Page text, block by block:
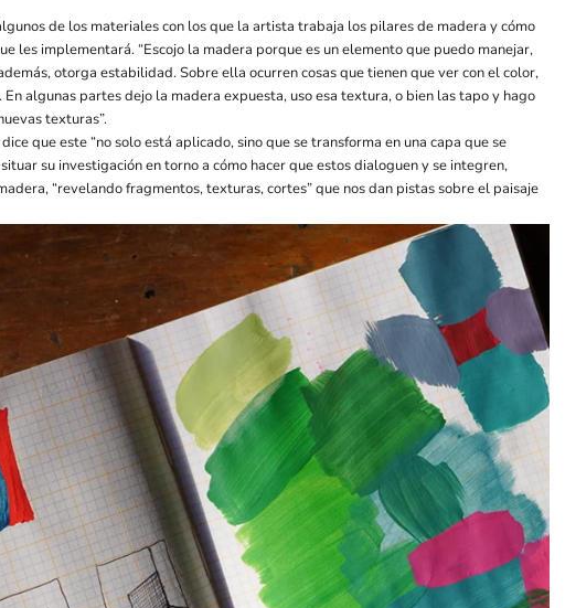
de los materiales con los que la artista trabaja los pilares de madera y cómo
les implementará. “Escojo la madera porque es un elemento que puedo manejar,
otorga estabilidad. Sobre ella ocurren cosas que tienen que ver con el color,
algunas partes dejo la madera expuesta, uso esa textura, o bien las tapo y hago
texturas”.
que este “no solo está aplicado, sino que se transforma en una capa que se
su investigación en torno a cómo hacer que estos dialoguen y se integren,
“revelando fragmentos, texturas, cortes” que nos dan pistas sobre el paisaje